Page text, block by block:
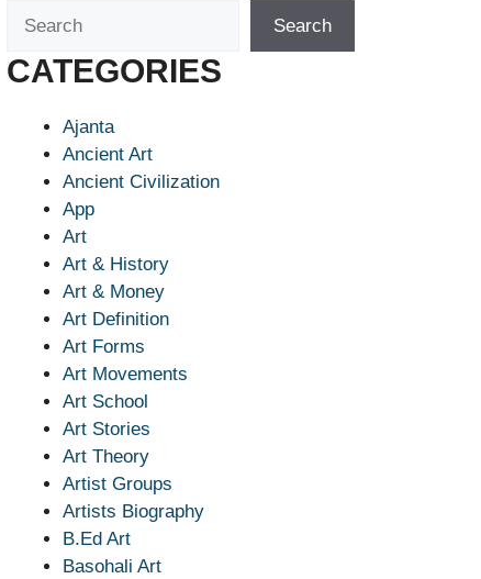
Search
CATEGORIES
Ajanta
Ancient Art
Ancient Civilization
App
Art
Art & History
Art & Money
Art Definition
Art Forms
Art Movements
Art School
Art Stories
Art Theory
Artist Groups
Artists Biography
B.Ed Art
Basohali Art